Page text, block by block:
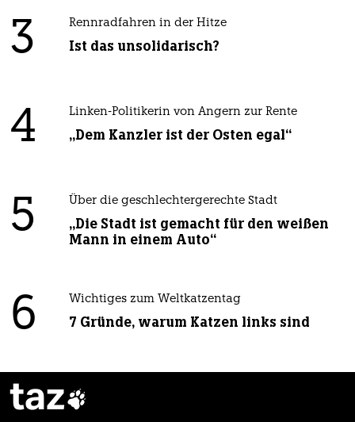
3 Rennradfahren in der Hitze
Ist das unsolidarisch?
4 Linken-Politikerin von Angern zur Rente
„Dem Kanzler ist der Osten egal“
5 Über die geschlechtergerechte Stadt
„Die Stadt ist gemacht für den weißen
Mann in einem Auto“
6 Wichtiges zum Weltkatzentag
7 Gründe, warum Katzen links sind
taz